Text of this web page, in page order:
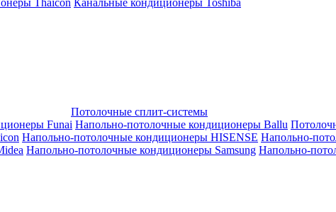
Thaicon Канальные кондиционеры Toshiba
Потолочные сплит-системы
Funai Напольно-потолочные кондиционеры Ballu
Напольно-потолочные кондиционеры HISENSE Напольно-
Напольно-потолочные кондиционеры Samsung Напольно-